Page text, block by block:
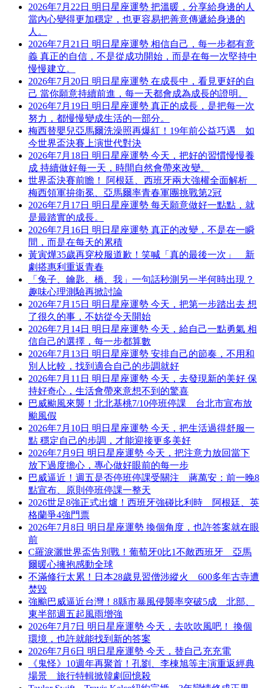
2026年7月22日 明日星座運勢 把溫暖，分享給身邊的人
當內心變得更加穩定，也更容易把善意傳遞給身邊的
人。
2026年7月21日 明日星座運勢 相信自己，每一步都有意
義 真正的自信，不是從成功開始，而是在每一次堅持中
慢慢建立。
2026年7月20日 明日星座運勢 在成長中，看見更好的自
己 當你願意持續前進，每一天都會成為成長的證明。
2026年7月19日 明日星座運勢 真正的成長，是把每一次
努力，都慢慢變成生活的一部分。
梅西替嬰兒亞馬爾洗澡照再爆紅！19年前公益巧遇 如
今世界盃決賽上演世代對決
2026年7月18日 明日星座運勢 今天，把好的習慣慢慢養
成 持續做好每一天，時間自然會帶來改變。
世界盃決賽前瞻！ 阿根廷、西班牙兩大強權全面解析
梅西領軍拚衛冕、亞馬爾率青春軍團挑戰第2冠
2026年7月17日 明日星座運勢 每天願意做好一點點，就
是最踏實的成長。
2026年7月16日 明日星座運勢 真正的改變，不是在一瞬
間，而是在每天的累積
黃寅燁35歲再穿校服道歉！笑喊「真的最後一次」 新
劇搭惠利重返青春
「兔子、鑰匙、橋、我」一句話秒測另一半何時出現？
趣味心理測驗再掀討論
2026年7月15日 明日星座運勢 今天，把第一步踏出去 想
了很久的事，不妨從今天開始
2026年7月14日 明日星座運勢 今天，給自己一點勇氣 相
信自己的選擇，每一步都算數
2026年7月13日 明日星座運勢 安排自己的節奏，不用和
別人比較，找到適合自己的步調就好
2026年7月11日 明日星座運勢 今天，去發現新的美好 保
持好奇心，生活會帶來意想不到的驚喜
巴威颱風來襲！北北基桃7/10停班停課 台北市宣布放
颱風假
2026年7月10日 明日星座運勢 今天，把生活過得舒服一
點 穩定自己的步調，才能迎接更多美好
2026年7月9日 明日星座運勢 今天，把注意力放回當下
放下過度擔心，專心做好眼前的每一步
巴威逼近！週五是否停班停課受關注 蔣萬安：前一晚8
點宣布、原則停班停課一整天
2026世足8強正式出爐！西班牙強碰比利時 阿根廷、英
格蘭爭4強門票
2026年7月8日 明日星座運勢 換個角度，也許答案就在眼
前
C羅淚灑世界盃告別戰！葡萄牙0比1不敵西班牙 亞馬
爾暖心擁抱感動全球
不滿修行太累！日本28歲見習僧涉縱火 600多年古寺遭
焚毀
強颱巴威逼近台灣！8縣市暴風侵襲率突破5成 北部、
東半部週五起風雨增強
2026年7月7日 明日星座運勢 今天，去吹吹風吧！ 換個
環境，也許就能找到新的答案
2026年7月6日 明日星座運勢 今天，替自己充充電
《鬼怪》10週年再聚首！孔劉、李棟旭等主演重返經典
場景 旅行特輯掀韓劇回憶殺